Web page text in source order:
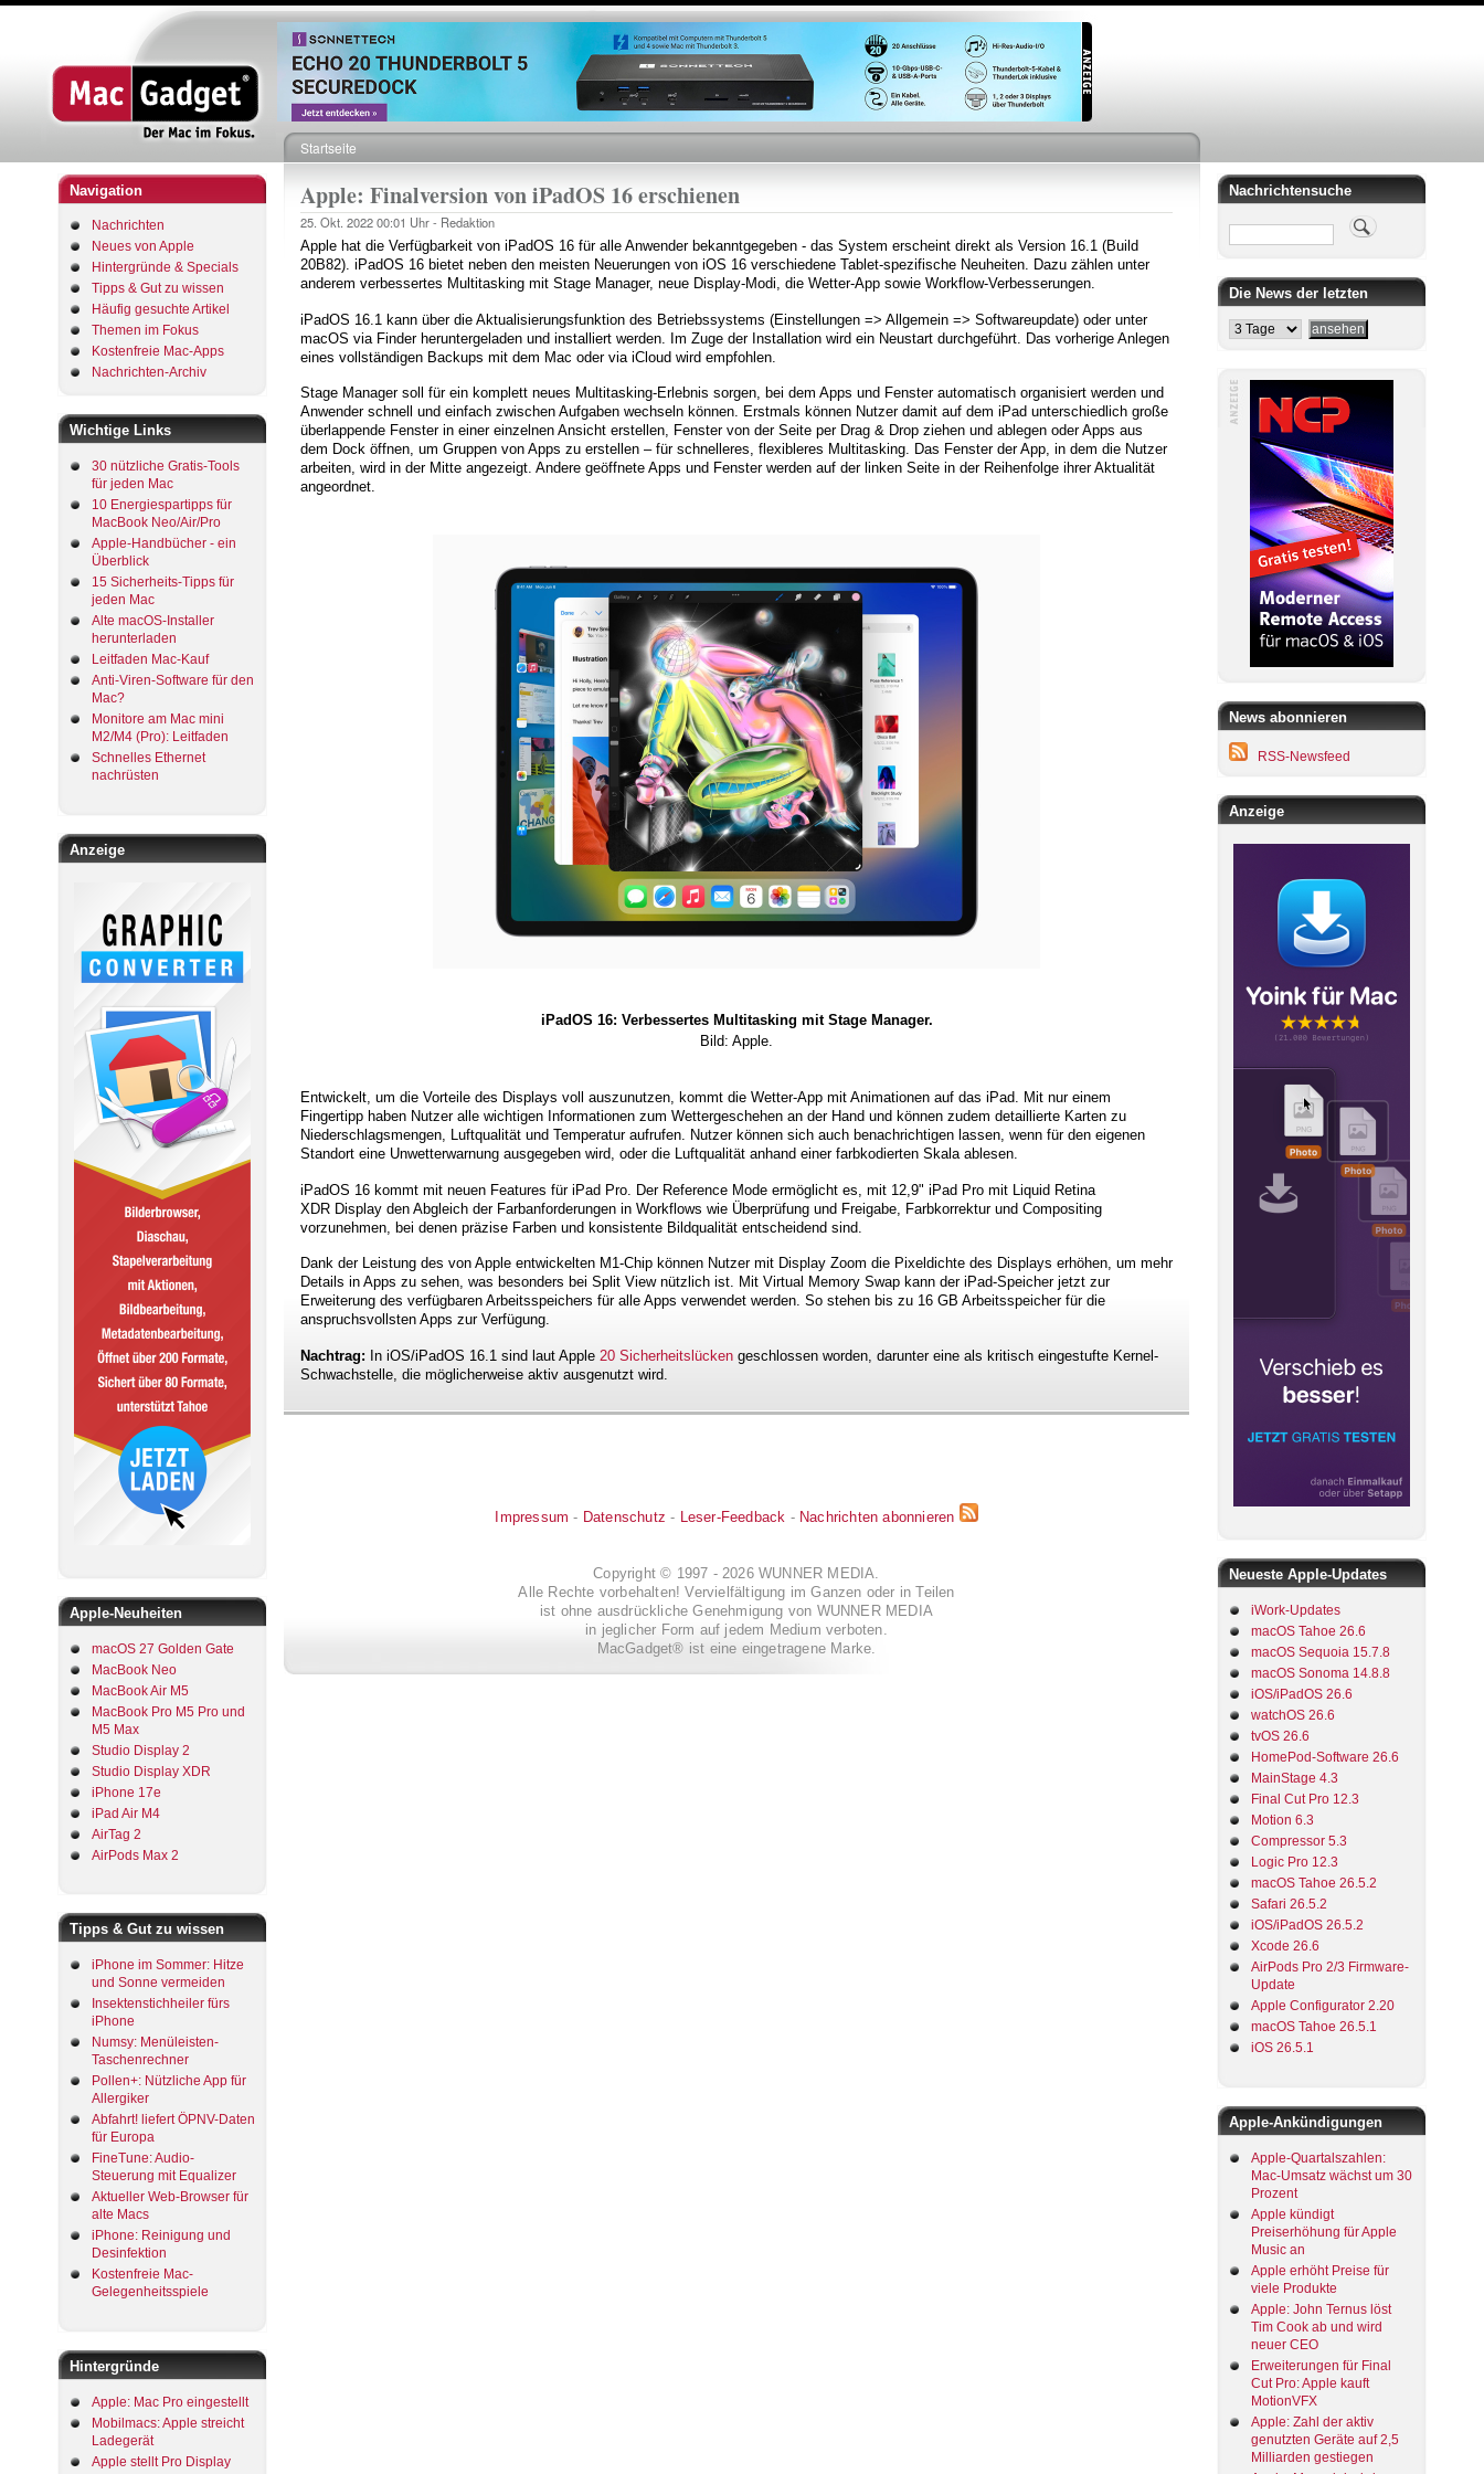
Direkt
zum
Inhalt
Navigation
Nachrichten
Neues von Apple
Hintergründe & Specials
Tipps & Gut zu wissen
Häufig gesuchte Artikel
Themen im Fokus
Kostenfreie Mac-Apps
Nachrichten-Archiv
Wichtige Links
30 nützliche Gratis-Tools
für jeden Mac
10 Energiespartipps für
MacBook Neo/Air/Pro
Apple-Handbücher - ein
Überblick
15 Sicherheits-Tipps für
jeden Mac
Alte macOS-Installer
herunterladen
Leitfaden Mac-Kauf
Anti-Viren-Software für den
Mac?
Monitore am Mac mini
M2/M4 (Pro): Leitfaden
Schnelles Ethernet
nachrüsten
Anzeige
Apple-Neuheiten
macOS 27 Golden Gate
MacBook Neo
MacBook Air M5
MacBook Pro M5 Pro und
M5 Max
Studio Display 2
Studio Display XDR
iPhone 17e
iPad Air M4
AirTag 2
AirPods Max 2
Tipps & Gut zu wissen
iPhone im Sommer: Hitze
und Sonne vermeiden
Insektenstichheiler fürs
iPhone
Numsy: Menüleisten-
Taschenrechner
Pollen+: Nützliche App für
Allergiker
Abfahrt! liefert ÖPNV-Daten
für Europa
FineTune: Audio-
Steuerung mit Equalizer
Aktueller Web-Browser für
alte Macs
iPhone: Reinigung und
Desinfektion
Kostenfreie Mac-
Gelegenheitsspiele
Hintergründe
Apple: Mac Pro eingestellt
Mobilmacs: Apple streicht
Ladegerät
Apple stellt Pro Display
Pfadnavigation
Startseite
Apple: Finalversion von iPadOS 16 erschienen
25. Okt. 202200:01 Uhr - Redaktion
Apple hat die Verfügbarkeit von iPadOS 16 für alle Anwender bekanntgegeben - das System erscheint direkt als Version 16.1 (Build
20B82). iPadOS 16 bietet neben den meisten Neuerungen von iOS 16 verschiedene Tablet-spezifische Neuheiten. Dazu zählen unter
anderem verbessertes Multitasking mit Stage Manager, neue Display-Modi, die Wetter-App sowie Workflow-Verbesserungen.
iPadOS 16.1 kann über die Aktualisierungsfunktion des Betriebssystems (Einstellungen => Allgemein => Softwareupdate) oder unter
macOS via Finder heruntergeladen und installiert werden. Im Zuge der Installation wird ein Neustart durchgeführt. Das vorherige Anlegen
eines vollständigen Backups mit dem Mac oder via iCloud wird empfohlen.
Stage Manager soll für ein komplett neues Multitasking-Erlebnis sorgen, bei dem Apps und Fenster automatisch organisiert werden und
Anwender schnell und einfach zwischen Aufgaben wechseln können. Erstmals können Nutzer damit auf dem iPad unterschiedlich große
überlappende Fenster in einer einzelnen Ansicht erstellen, Fenster von der Seite per Drag & Drop ziehen und ablegen oder Apps aus
dem Dock öffnen, um Gruppen von Apps zu erstellen – für schnelleres, flexibleres Multitasking. Das Fenster der App, in dem die Nutzer
arbeiten, wird in der Mitte angezeigt. Andere geöffnete Apps und Fenster werden auf der linken Seite in der Reihenfolge ihrer Aktualität
angeordnet.
iPadOS 16: Verbessertes Multitasking mit Stage Manager.
Bild: Apple.
Entwickelt, um die Vorteile des Displays voll auszunutzen, kommt die Wetter-App mit Animationen auf das iPad. Mit nur einem
Fingertipp haben Nutzer alle wichtigen Informationen zum Wettergeschehen an der Hand und können zudem detaillierte Karten zu
Niederschlagsmengen, Luftqualität und Temperatur aufrufen. Nutzer können sich auch benachrichtigen lassen, wenn für den eigenen
Standort eine Unwetterwarnung ausgegeben wird, oder die Luftqualität anhand einer farbkodierten Skala ablesen.
iPadOS 16 kommt mit neuen Features für iPad Pro. Der Reference Mode ermöglicht es, mit 12,9" iPad Pro mit Liquid Retina
XDR Display den Abgleich der Farbanforderungen in Workflows wie Überprüfung und Freigabe, Farbkorrektur und Compositing
vorzunehmen, bei denen präzise Farben und konsistente Bildqualität entscheidend sind.
Dank der Leistung des von Apple entwickelten M1-Chip können Nutzer mit Display Zoom die Pixeldichte des Displays erhöhen, um mehr
Details in Apps zu sehen, was besonders bei Split View nützlich ist. Mit Virtual Memory Swap kann der iPad-Speicher jetzt zur
Erweiterung des verfügbaren Arbeitsspeichers für alle Apps verwendet werden. So stehen bis zu 16 GB Arbeitsspeicher für die
anspruchsvollsten Apps zur Verfügung.
Nachtrag: In iOS/iPadOS 16.1 sind laut Apple 20 Sicherheitslücken geschlossen worden, darunter eine als kritisch eingestufte Kernel-
Schwachstelle, die möglicherweise aktiv ausgenutzt wird.
Impressum - Datenschutz - Leser-Feedback - Nachrichten abonnieren
Copyright © 1997 - 2026 WUNNER MEDIA.
Alle Rechte vorbehalten! Vervielfältigung im Ganzen oder in Teilen
ist ohne ausdrückliche Genehmigung von WUNNER MEDIA
in jeglicher Form auf jedem Medium verboten.
MacGadget® ist eine eingetragene Marke.
Nachrichtensuche
Suche
Die News der letzten
News abonnieren
RSS-Newsfeed
Anzeige
Neueste Apple-Updates
iWork-Updates
macOS Tahoe 26.6
macOS Sequoia 15.7.8
macOS Sonoma 14.8.8
iOS/iPadOS 26.6
watchOS 26.6
tvOS 26.6
HomePod-Software 26.6
MainStage 4.3
Final Cut Pro 12.3
Motion 6.3
Compressor 5.3
Logic Pro 12.3
macOS Tahoe 26.5.2
Safari 26.5.2
iOS/iPadOS 26.5.2
Xcode 26.6
AirPods Pro 2/3 Firmware-
Update
Apple Configurator 2.20
macOS Tahoe 26.5.1
iOS 26.5.1
Apple-Ankündigungen
Apple-Quartalszahlen:
Mac-Umsatz wächst um 30
Prozent
Apple kündigt
Preiserhöhung für Apple
Music an
Apple erhöht Preise für
viele Produkte
Apple: John Ternus löst
Tim Cook ab und wird
neuer CEO
Erweiterungen für Final
Cut Pro: Apple kauft
MotionVFX
Apple: Zahl der aktiv
genutzten Geräte auf 2,5
Milliarden gestiegen